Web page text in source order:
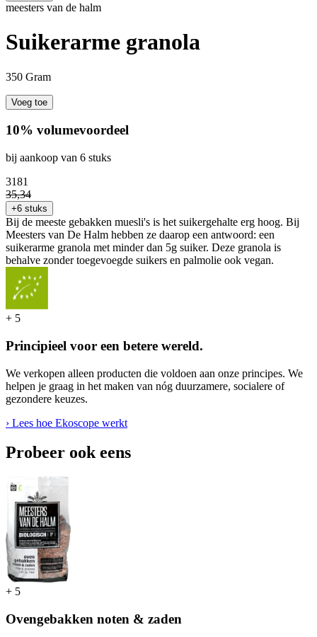
meesters van de halm
Suikerarme granola
350 Gram
Voeg toe
10% volumevoordeel
bij aankoop van 6 stuks
3181
35,34
+6 stuks
Bij de meeste gebakken muesli's is het suikergehalte erg hoog. Bij
Meesters van De Halm hebben ze daarop een antwoord: een
suikerarme granola met minder dan 5g suiker. Deze granola is
behalve zonder toegevoegde suikers en palmolie ook vegan.
+ 5
Principieel voor een betere wereld.
We verkopen alleen producten die voldoen aan onze principes. We
helpen je graag in het maken van nóg duurzamere, socialere of
gezondere keuzes.
› Lees hoe Ekoscope werkt
Probeer ook eens
+ 5
Ovengebakken noten & zaden